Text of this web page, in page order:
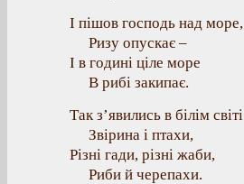
І пішов господь над море,
Ризу опускає –
І в годині ціле море
В рибі закипає.
Так з’явились в білім світі
Звірина і птахи,
Різні гади, різні жаби,
Риби й черепахи.